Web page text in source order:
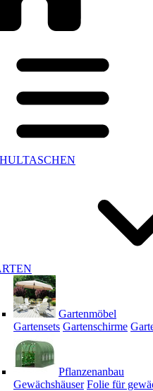
Gartenmöbel
Gartensets Gartenschirme
Pflanzenanbau
Gewächshäuser Folie für